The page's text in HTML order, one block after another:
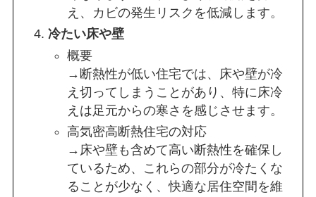
え、カビの発生リスクを低減します。
冷たい床や壁
概要
→断熱性が低い住宅では、床や壁が冷
え切ってしまうことがあり、特に床冷
えは足元からの寒さを感じさせます。
高気密高断熱住宅の対応
→床や壁も含めて高い断熱性を確保し
ているため、これらの部分が冷たくな
ることが少なく、快適な居住空間を維